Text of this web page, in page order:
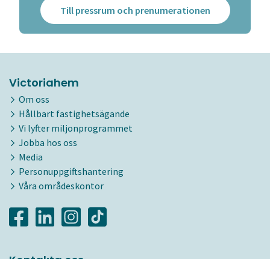
Till pressrum och prenumerationen
Victoriahem
Om oss
Hållbart fastighetsägande
Vi lyfter miljonprogrammet
Jobba hos oss
Media
Personuppgiftshantering
Våra områdeskontor